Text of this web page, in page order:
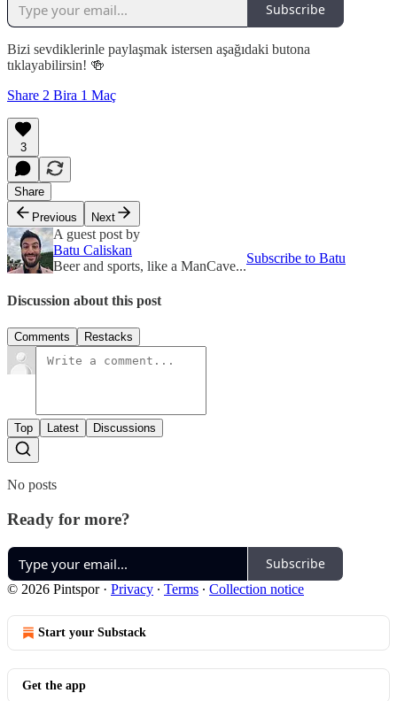
Subscribe
Bizi sevdiklerinle paylaşmak istersen aşağıdaki butona
tıklayabilirsin! 🍻
Share 2 Bira 1 Maç
3
Share
Previous
Next
A guest post by
Batu Caliskan
Beer and sports, like a ManCave...
Subscribe to Batu
Discussion about this post
Comments Restacks
Top Latest Discussions
No posts
Ready for more?
Subscribe
© 2026 Pintspor· Privacy ∙ Terms ∙ Collection notice
Start your Substack
Get the app